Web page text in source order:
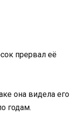
прервал её
она видела его
годам.